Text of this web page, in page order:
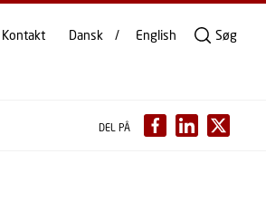
Kontakt Dansk English Søg
DEL PÅ